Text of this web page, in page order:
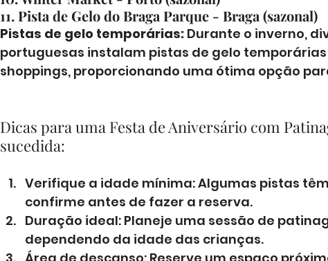
11. Pista de Gelo do Braga Parque - Braga (sazonal)
Pistas de gelo temporárias: Durante o inverno,
portuguesas instalam pistas de gelo
shoppings, proporcionando uma ótima opção
Dicas para uma Festa de Aniversário com
sucedida:
Verifique a idade mínima: Algumas pistas
confirme antes de fazer a reserva.
Duração ideal: Planeje uma sessão de
dependendo da idade das crianças.